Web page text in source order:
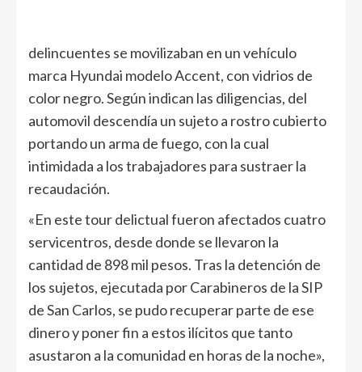
delincuentes se movilizaban en un vehículo
marca Hyundai modelo Accent, con vidrios de
color negro. Según indican las diligencias, del
automovil descendía un sujeto a rostro cubierto
portando un arma de fuego, con la cual
intimidada a los trabajadores para sustraer la
recaudación.
«En este tour delictual fueron afectados cuatro
servicentros, desde donde se llevaron la
cantidad de 898 mil pesos. Tras la detención de
los sujetos, ejecutada por Carabineros de la SIP
de San Carlos, se pudo recuperar parte de ese
dinero y poner fin a estos ilícitos que tanto
asustaron a la comunidad en horas de la noche»,